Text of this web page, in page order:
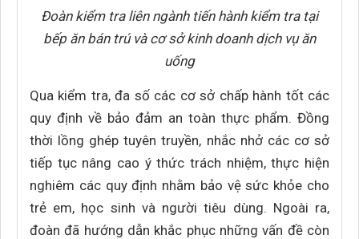
Đoàn kiểm tra liên ngành tiến hành kiểm tra tại
bếp ăn bán trú và cơ sở kinh doanh dịch vụ ăn
uống
Qua kiểm tra, đa số các cơ sở chấp hành tốt các
quy định về bảo đảm an toàn thực phẩm. Đồng
thời lồng ghép tuyên truyền, nhắc nhở các cơ sở
tiếp tục nâng cao ý thức trách nhiệm, thực hiện
nghiêm các quy định nhằm bảo vệ sức khỏe cho
trẻ em, học sinh và người tiêu dùng. Ngoài ra,
đoàn đã hướng dẫn khắc phục những vấn đề còn